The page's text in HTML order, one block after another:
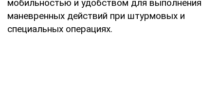
мобильностью и удобством для выполнения
маневренных действий при штурмовых и
специальных операциях.